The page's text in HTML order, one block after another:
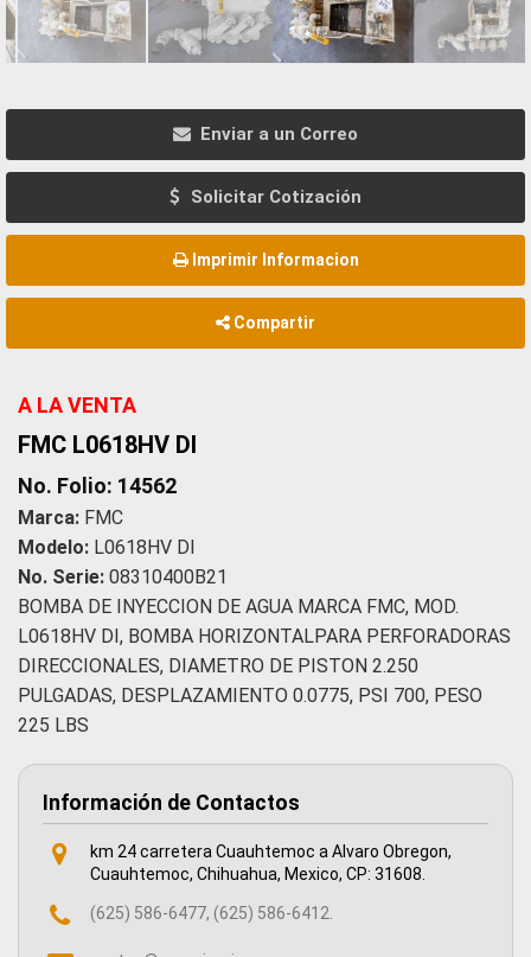
Enviar a un Correo
Solicitar Cotización
Imprimir Informacion
Compartir
A LA VENTA
FMC L0618HV DI
No. Folio: 14562
Marca: FMC
Modelo: L0618HV DI
No. Serie: 08310400B21
BOMBA DE INYECCION DE AGUA MARCA FMC, MOD.
L0618HV DI, BOMBA HORIZONTALPARA PERFORADORAS
DIRECCIONALES, DIAMETRO DE PISTON 2.250
PULGADAS, DESPLAZAMIENTO 0.0775, PSI 700, PESO
225 LBS
Información de Contactos
km 24 carretera Cuauhtemoc a Alvaro Obregon,
Cuauhtemoc, Chihuahua, Mexico, CP: 31608.
(625) 586-6477, (625) 586-6412.